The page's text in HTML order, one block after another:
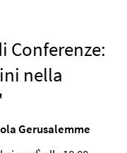
Conferenze:
nella
Gerusalemme